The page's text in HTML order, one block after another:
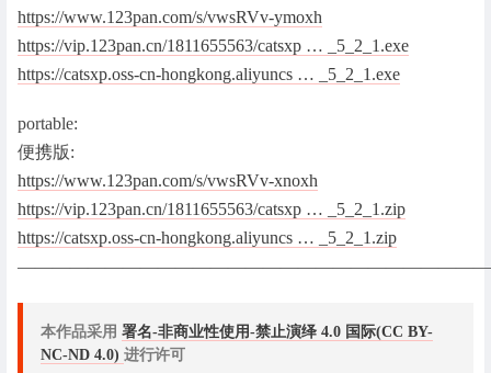
独立安装包:
https://www.123pan.com/s/vwsRVv-ymoxh
https://vip.123pan.cn/1811655563/catsxp … _5_2_1.exe
portable:
便携版:
https://www.123pan.com/s/vwsRVv-xnoxh
https://vip.123pan.cn/1811655563/catsxp … _5_2_1.zip
https://catsxp.oss-cn-hongkong.aliyuncs … _5_2_1.zip
本作品采用 署名-非商业性使用-禁止演绎 4.0 国际(CC BY-